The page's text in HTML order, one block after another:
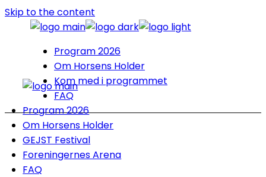
Skip to the content
Program 2026
Om Horsens Holder
Kom med i programmet
FAQ
Program 2026
Om Horsens Holder
GEJST Festival
Foreningernes Arena
FAQ